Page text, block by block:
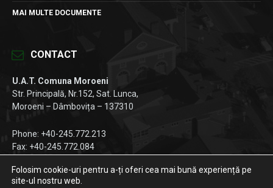
MAI MULTE DOCUMENTE
CONTACT
U.A.T. Comuna Moroeni
Str. Principală, Nr.152, Sat. Lunca,
Moroeni – Dâmbovița – 137310
Phone: +40-245.772.213
Fax: +40-245.772.084
Folosim cookie-uri pentru a-ți oferi cea mai bună experiență pe
site-ul nostru web.